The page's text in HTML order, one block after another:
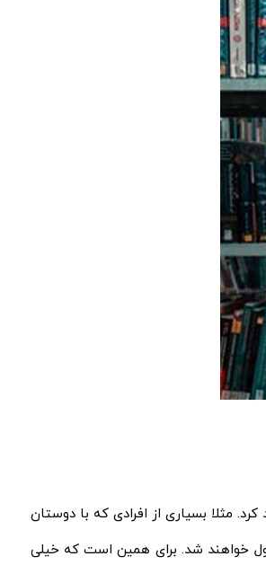
مثلا بسیاری از افرادی که با دوستان
خواهند شد. برای همین است که خیلی